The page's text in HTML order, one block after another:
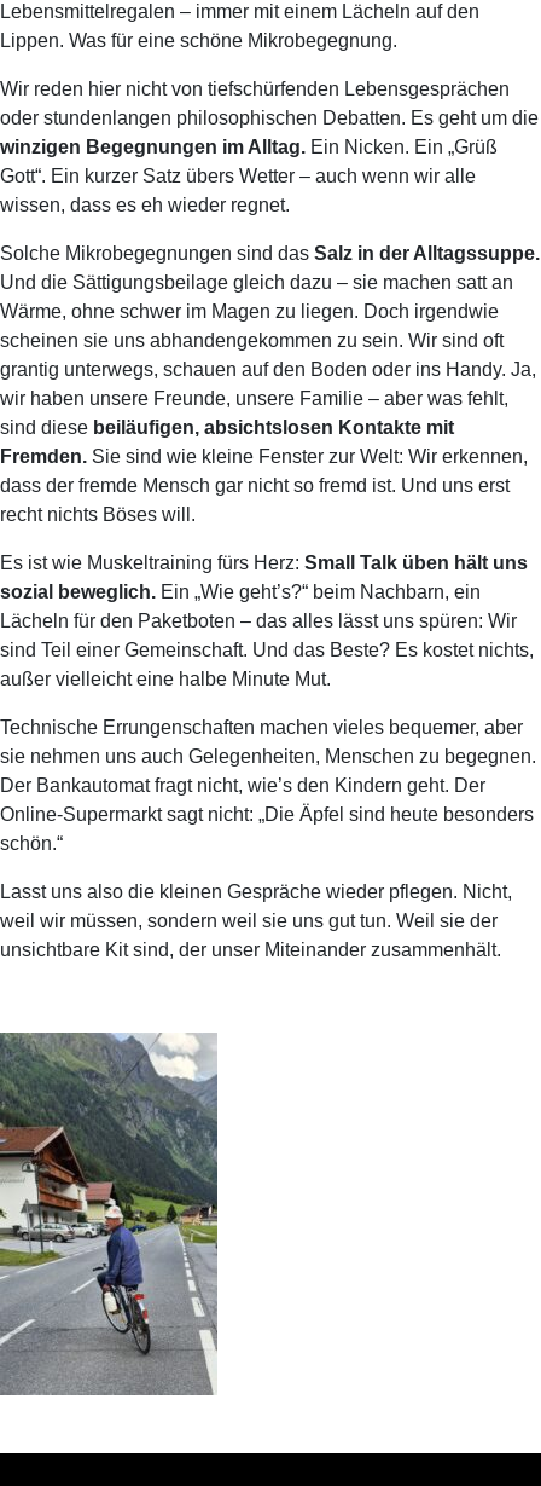
Lebensmittelregalen – immer mit einem Lächeln auf den
Lippen. Was für eine schöne Mikrobegegnung.
Wir reden hier nicht von tiefschürfenden Lebensgesprächen
oder stundenlangen philosophischen Debatten. Es geht um die
winzigen Begegnungen im Alltag. Ein Nicken. Ein „Grüß
Gott“. Ein kurzer Satz übers Wetter – auch wenn wir alle
wissen, dass es eh wieder regnet.
Solche Mikrobegegnungen sind das Salz in der Alltagssuppe.
Und die Sättigungsbeilage gleich dazu – sie machen satt an
Wärme, ohne schwer im Magen zu liegen. Doch irgendwie
scheinen sie uns abhandengekommen zu sein. Wir sind oft
grantig unterwegs, schauen auf den Boden oder ins Handy. Ja,
wir haben unsere Freunde, unsere Familie – aber was fehlt,
sind diese beiläufigen, absichtslosen Kontakte mit
Fremden. Sie sind wie kleine Fenster zur Welt: Wir erkennen,
dass der fremde Mensch gar nicht so fremd ist. Und uns erst
recht nichts Böses will.
Es ist wie Muskeltraining fürs Herz: Small Talk üben hält uns
sozial beweglich. Ein „Wie geht’s?“ beim Nachbarn, ein
Lächeln für den Paketboten – das alles lässt uns spüren: Wir
sind Teil einer Gemeinschaft. Und das Beste? Es kostet nichts,
außer vielleicht eine halbe Minute Mut.
Technische Errungenschaften machen vieles bequemer, aber
sie nehmen uns auch Gelegenheiten, Menschen zu begegnen.
Der Bankautomat fragt nicht, wie’s den Kindern geht. Der
Online-Supermarkt sagt nicht: „Die Äpfel sind heute besonders
schön.“
Lasst uns also die kleinen Gespräche wieder pflegen. Nicht,
weil wir müssen, sondern weil sie uns gut tun. Weil sie der
unsichtbare Kit sind, der unser Miteinander zusammenhält.